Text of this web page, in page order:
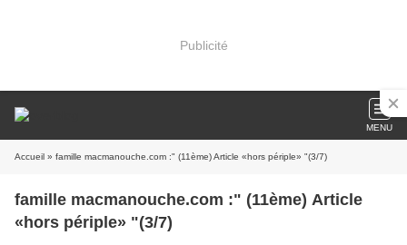
Publicité
MENU
Accueil » famille macmanouche.com :" (11ème) Article «hors périple» "(3/7)
famille macmanouche.com :" (11ème) Article
«hors périple» "(3/7)